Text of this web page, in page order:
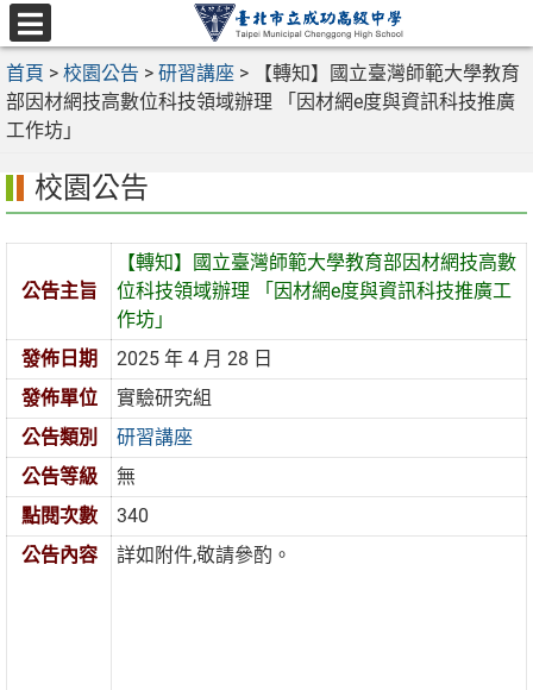
跳
至
主
要
內
選
單
首頁 > 校園公告 > 研習講座 >
【轉知】國立臺灣師範大學教育
部因材網技高數位科技領域辦理 「因材網e度與資訊科技推廣
工作坊」
校園公告
公告主旨
【轉知】國立臺灣師範大學教育部因材網技高數
位科技領域辦理 「因材網e度與資訊科技推廣工
作坊」
發佈日期
2025 年 4 月 28 日
發佈單位
實驗研究組
公告類別
研習講座
公告等級
無
點閱次數
340
公告內容
詳如附件,敬請參酌。